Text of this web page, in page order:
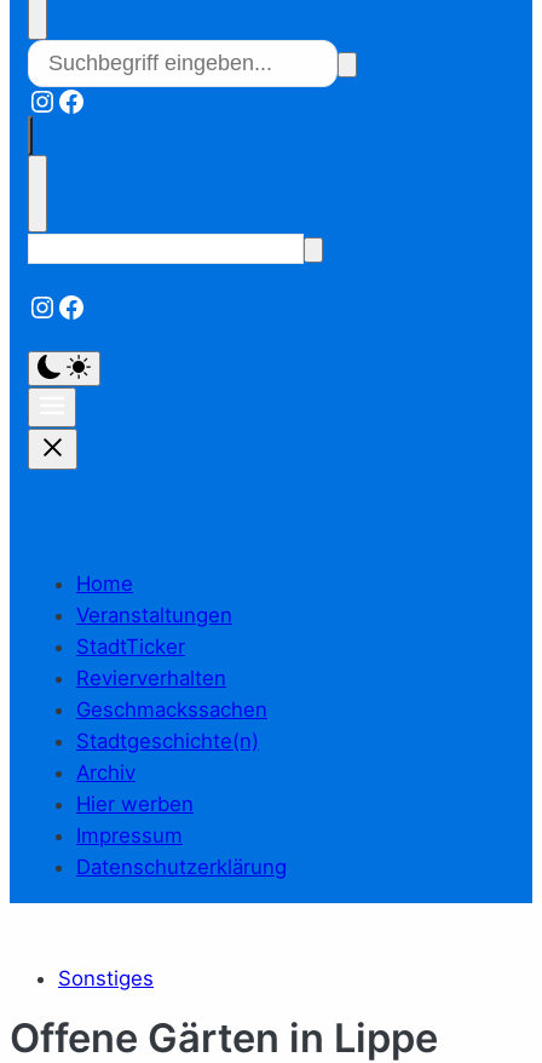
Instagram
Facebook
Instagram
Facebook
Home
Veranstaltungen
StadtTicker
Revierverhalten
Geschmackssachen
Stadtgeschichte(n)
Archiv
Hier werben
Impressum
Datenschutzerklärung
Sonstiges
Offene Gärten in Lippe